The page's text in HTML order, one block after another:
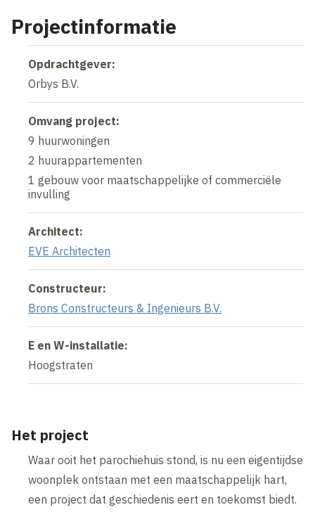
Projectinformatie
Opdrachtgever:
Orbys B.V.
Omvang project:
9 huurwoningen
2 huurappartementen
1 gebouw voor maatschappelijke of commerciële
invulling
Architect:
EVE Architecten
Constructeur:
Brons Constructeurs & Ingenieurs B.V.
E en W-installatie:
Hoogstraten
Het project
Waar ooit het parochiehuis stond, is nu een eigentijdse
woonplek ontstaan met een maatschappelijk hart,
een project dat geschiedenis eert en toekomst biedt.